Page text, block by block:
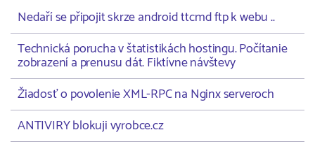
Nedaří se připojit skrze android ttcmd ftp k webu ..
Technická porucha v štatistikách hostingu. Počítanie
zobrazení a prenusu dát. Fiktívne návštevy
Žiadosť o povolenie XML-RPC na Nginx serveroch
ANTIVIRY blokuji vyrobce.cz